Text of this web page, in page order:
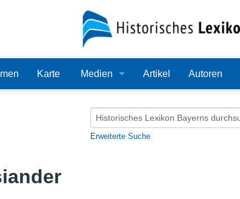
Karte Medien
Audio
Artikel Autoren
Erweiterte Suche